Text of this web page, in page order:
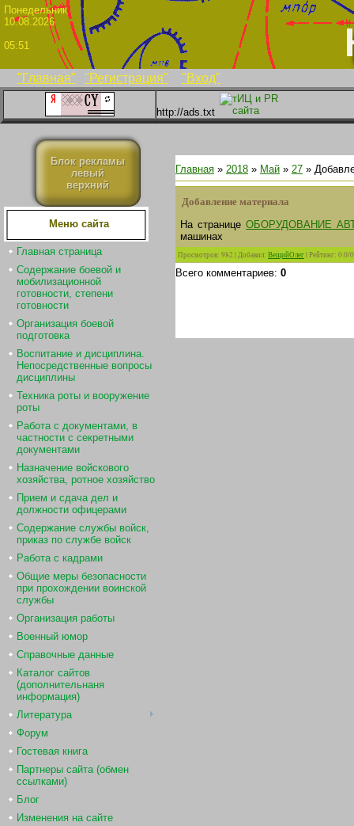
"Главная" "Регистрация" "Вход"
10.08.2026
05:51
http://ads.txt
Блок рекламы
левый
верхний
Меню сайта
Главная страница
Содержание боевой и
мобилизационной
готовности, степени
готовности
Организация боевой
подготовка
Воспитание и дисциплина.
Непосредственные вопросы
дисциплины
Техника роты и вооружение
роты
Работа с документами, в
частности с секретными
документами
Назначение войскового
хозяйства, ротное хозяйство
Прием и сдача дел и
должности офицерами
Содержание службы войск,
приказ по службе войск
Работа с кадрами
Общие меры безопасности
при прохождении воинской
службы
Организация работы
Военный юмор
Справочные данные
Каталог сайтов
(дополнительнаня
информация)
Литература
Форум
Гостевая книга
Партнеры сайта (обмен
ссылками)
Блог
Изменения на сайте
Главная » 2018 » Май » 27 »
Добавление материала
На страницеОБОРУДОВАНИЕ
машинах
Просмотров: 982 |Добавил: ВещийОлег|Рейтинг: 0.0/0
Всего комментариев: 0